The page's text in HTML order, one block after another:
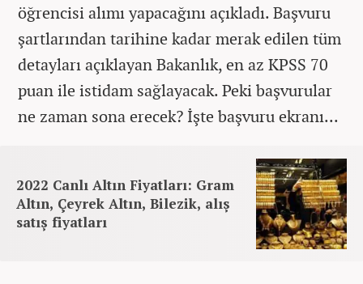
öğrencisi alımı yapacağını açıkladı. Başvuru
şartlarından tarihine kadar merak edilen tüm
detayları açıklayan Bakanlık, en az KPSS 70
puan ile istidam sağlayacak. Peki başvurular
ne zaman sona erecek? İşte başvuru ekranı...
2022 Canlı Altın Fiyatları: Gram
Altın, Çeyrek Altın, Bilezik, alış
satış fiyatları